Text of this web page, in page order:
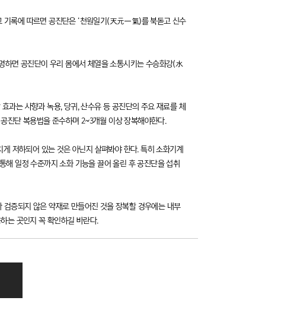
록에 따르면 공진단은 ‘천원일기(天元一氣)를 북돋고 신수
면 공진단이 우리 몸에서 체열을 소통시키는 수승화강(水
과는 사향과 녹용, 당귀, 산수유 등 공진단의 주요 재료를 체
진단 복용법을 준수하며 2~3개월 이상 장복해야한다.
저하되어 있는 것은 아닌지 살펴봐야 한다. 특히 소화기계
일정 수준까지 소화 기능을 끌어 올린 후 공진단을 섭취
증되지 않은 약재로 만들어진 것을 장복할 경우에는 내부
는 곳인지 꼭 확인하길 바란다.